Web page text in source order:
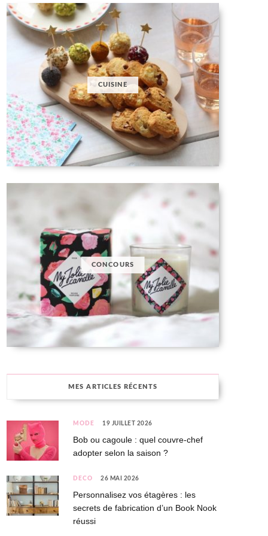
CUISINE
CONCOURS
MES ARTICLES RÉCENTS
MODE 19 JUILLET 2026
Bob ou cagoule : quel couvre-chef
adopter selon la saison ?
DÉCO 26 MAI 2026
Personnalisez vos étagères : les
secrets de fabrication d’un Book Nook
réussi